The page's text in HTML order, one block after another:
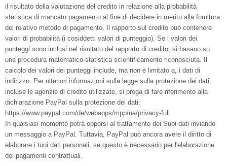
il risultato della valutazione del credito in relazione alla probabilità
statistica di mancato pagamento al fine di decidere in merito alla fornitura
del relativo metodo di pagamento. Il rapporto sul credito può contenere
valori di probabilità (i cosiddetti valori di punteggio). Se i valori dei
punteggi sono inclusi nel risultato del rapporto di credito, si basano su
una procedura matematico-statistica scientificamente riconosciuta. Il
calcolo dei valori dei punteggi include, ma non è limitato a, i dati di
indirizzo. Per ulteriori informazioni sulla legge sulla protezione dei dati,
incluse le agenzie di credito utilizzate, si prega di fare riferimento alla
dichiarazione PayPal sulla protezione dei dati:
https://www.paypal.com/de/webapps/mpp/ua/privacy-full
In qualsiasi momento potrà opporsi al trattamento dei Suoi dati inviando
un messaggio a PayPal. Tuttavia, PayPal può ancora avere il diritto di
elaborare i tuoi dati personali, se questo è necessario per l'elaborazione
dei pagamenti contrattuali.